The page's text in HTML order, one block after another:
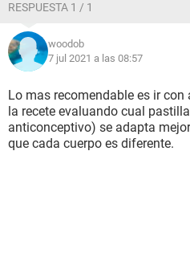
RESPUESTA 1 / 1
woodob
7 jul 2021 a las 08:57
Lo mas recomendable es ir
la recete evaluando cual
anticonceptivo) se adapta
que cada cuerpo es diferente.